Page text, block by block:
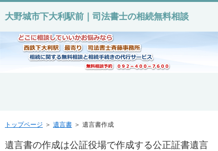
大野城市下大利駅前｜司法書士の相続無料相談
トップページ ＞ 遺言書＞ 遺言書作成
遺言書の作成は公証役場で作成する公正証書遺言